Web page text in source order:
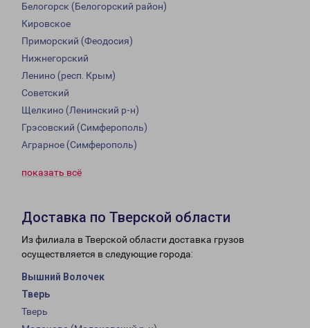
Белогорск (Белогорский район)
Кировское
Приморский (Феодосия)
Нижнегорский
Ленино (респ. Крым)
Советский
Щелкино (Ленинский р-н)
Грэсовский (Симферополь)
Аграрное (Симферополь)
показать всё
Доставка по Тверской области
Из филиала в Тверской области доставка грузов
осуществляется в следующие города:
Вышний Волочек
Тверь
Тверь